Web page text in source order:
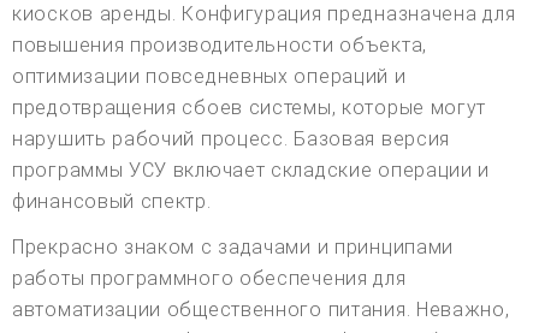
киосков аренды. Конфигурация предназначена для
повышения производительности объекта,
оптимизации повседневных операций и
предотвращения сбоев системы, которые могут
нарушить рабочий процесс. Базовая версия
программы УСУ включает складские операции и
финансовый спектр.
Прекрасно знаком с задачами и принципами
работы программного обеспечения для
автоматизации общественного питания. Неважно,